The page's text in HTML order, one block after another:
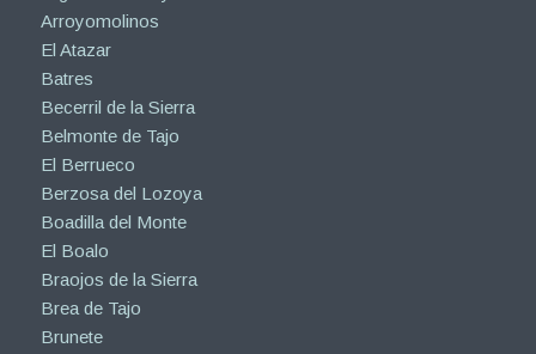
Arroyomolinos
El Atazar
Batres
Becerril de la Sierra
Belmonte de Tajo
El Berrueco
Berzosa del Lozoya
Boadilla del Monte
El Boalo
Braojos de la Sierra
Brea de Tajo
Brunete